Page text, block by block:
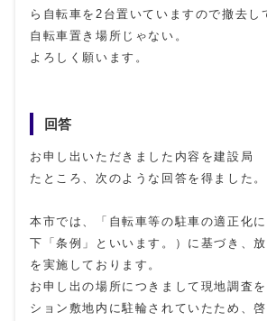
ら自転車を2台置いていますので撤去し
自転車置き場所じゃない。
よろしく願います。
回答
お申し出いただきました内容を建設局
たところ、次のような回答を得ました。
本市では、「自転車等の駐車の適正化
下「条例」といいます。）に基づき、
を実施しております。
お申し出の場所につきまして現地調査
ション敷地内に駐輪されていたため、